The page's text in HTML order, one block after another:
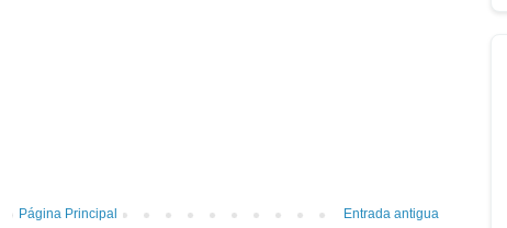
Entrada antigua
Página Principal